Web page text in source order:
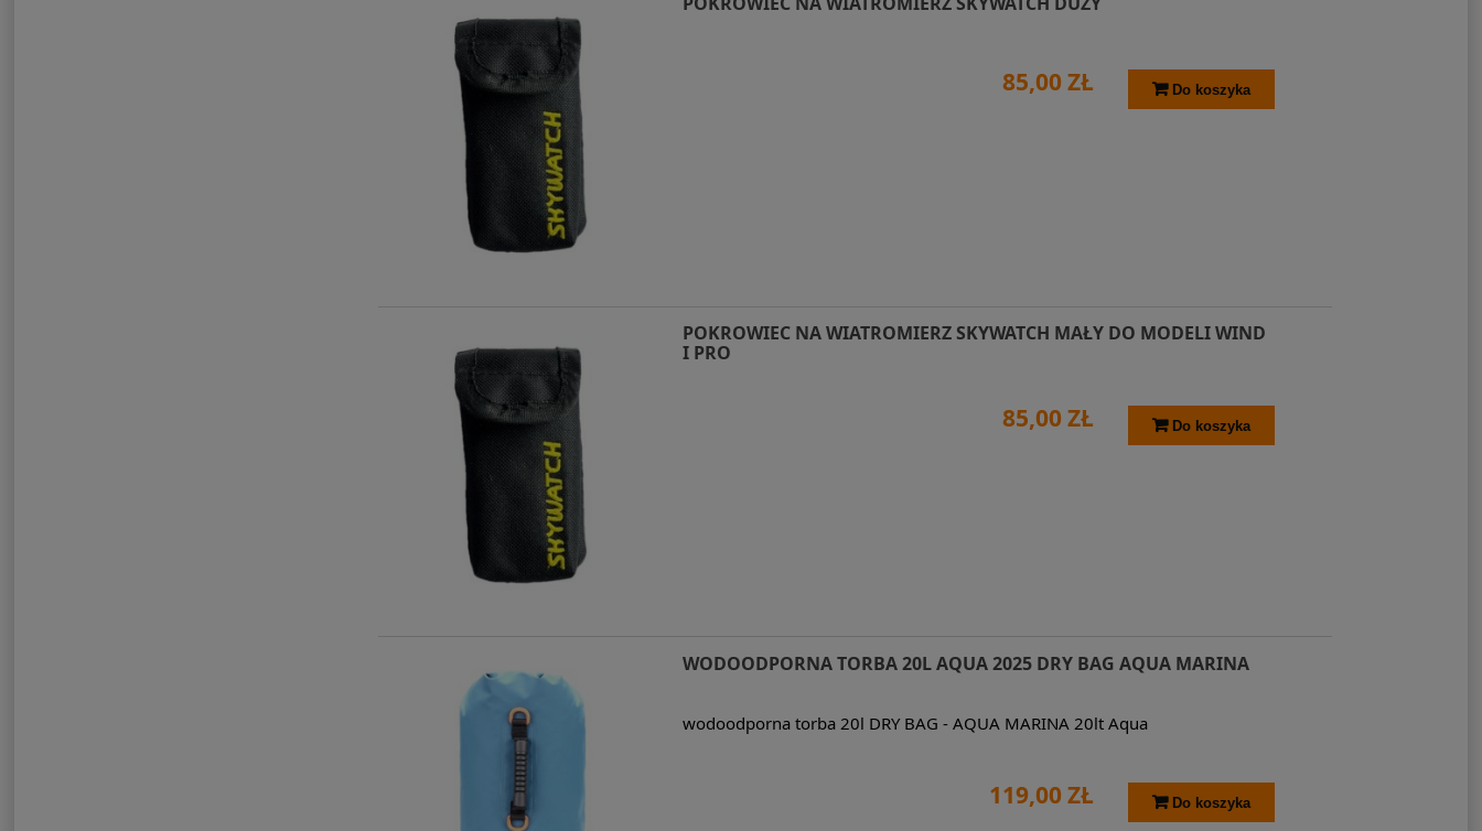
85,00 ZŁ Do koszyka
POKROWIEC NA WIATROMIERZ SKYWATCH MAŁY DO MODELI WIND
I PRO
85,00 ZŁ Do koszyka
WODOODPORNA TORBA 20L AQUA 2025 DRY BAG AQUA MARINA
wodoodporna torba 20l DRY BAG - AQUA MARINA 20lt Aqua
119,00 ZŁ Do koszyka